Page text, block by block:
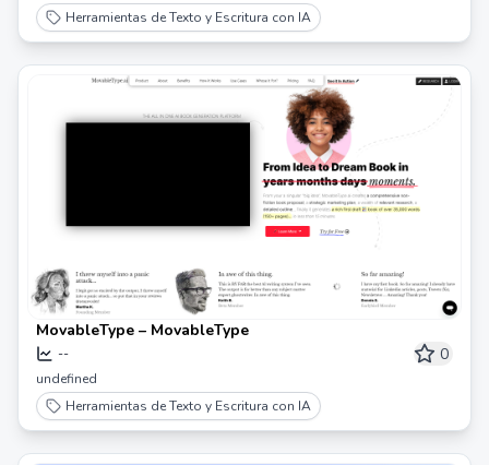
Herramientas de Texto y Escritura con IA
MovableType – MovableType
-- 0
undefined
Herramientas de Texto y Escritura con IA